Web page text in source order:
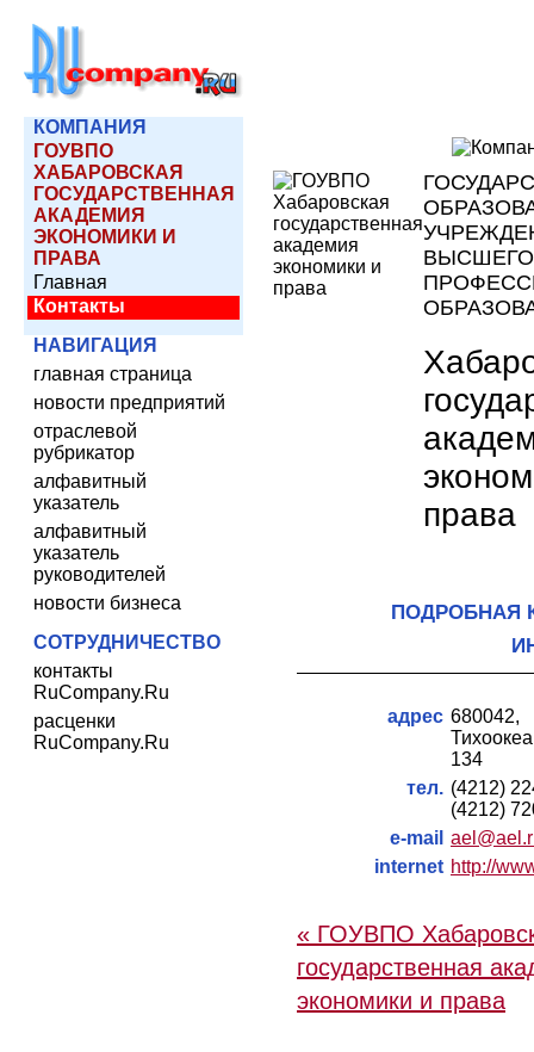
КОМПАНИЯ
ГОУВПО
ХАБАРОВСКАЯ
ГОСУДАРСТВЕННАЯ
АКАДЕМИЯ
ЭКОНОМИКИ И
ПРАВА
Главная
Контакты
НАВИГАЦИЯ
главная страница
новости предприятий
отраслевой
рубрикатор
алфавитный
указатель
алфавитный
указатель
руководителей
новости бизнеса
СОТРУДНИЧЕСТВО
контакты
RuCompany.Ru
расценки
RuCompany.Ru
ВЫСШЕГО
права
ПОДРОБНАЯ
адрес 680042,
134
тел. (4212)
(4212)
e-mail
internet http://
« ГОУВПО
государственная
экономики и права